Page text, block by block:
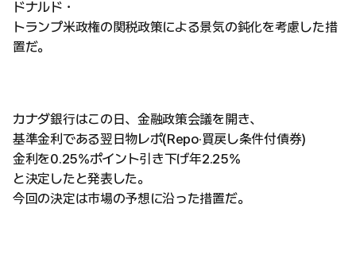
ドナルド・
トランプ米政権の関税政策による景気の鈍化を考慮した措
置だ。
カナダ銀行はこの日、金融政策会議を開き、
基準金利である翌日物レポ(Repo·買戻し条件付債券)
金利を0.25%ポイント引き下げ年2.25%
と決定したと発表した。
今回の決定は市場の予想に沿った措置だ。